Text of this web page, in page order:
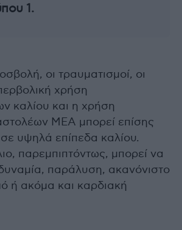
1.
οι τραυματισμοί, οι
χρήση
καλίου και η χρήση
ΜΕΑ μπορεί επίσης
υψηλά επίπεδα καλίου.
παρεμπιπτόντως, μπορεί να
παράλυση, ακανόνιστο
ή ακόμα και καρδιακή